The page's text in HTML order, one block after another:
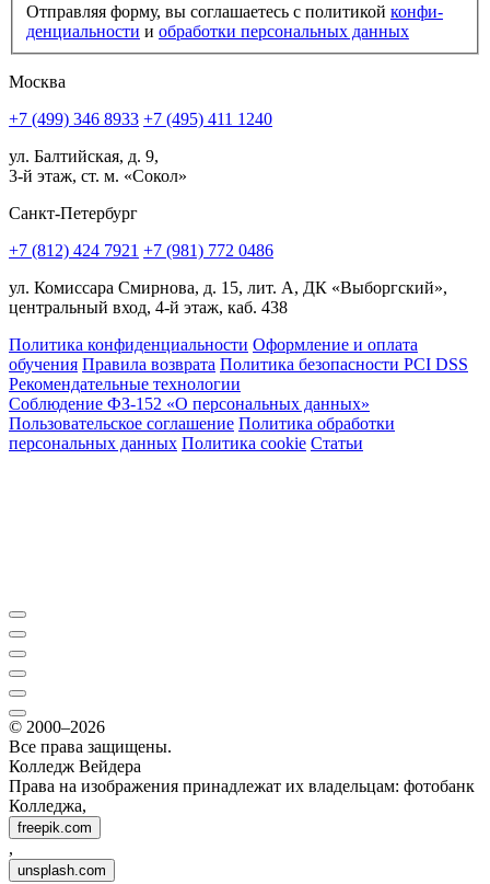
Отправляя форму, вы соглашаетесь с политикой конфи­
ден­циальности и обработки персональных данных
Москва
+7 (499) 346 8933 +7 (495) 411 1240
ул. Балтийская, д. 9,
3-й этаж, ст. м. «Сокол»
Санкт-Петербург
+7 (812) 424 7921 +7 (981) 772 0486
ул. Комиссара Смирнова, д. 15, лит. А, ДК «Выборгский»,
центральный вход, 4-й этаж, каб. 438
Политика конфиденциальности Оформление и оплата
обучения Правила возврата Политика безопасности PCI DSS
Рекомендательные технологии
Соблюдение ФЗ-152 «О персональ­ных данных»
Пользовательское соглашение Политика обработки
персональных данных Политика cookie Статьи
© 2000–2026
Все права защищены.
Колледж Вейдера
Права на изображения принадлежат их владельцам: фотобанк
Колледжа,
freepik.com
,
unsplash.com